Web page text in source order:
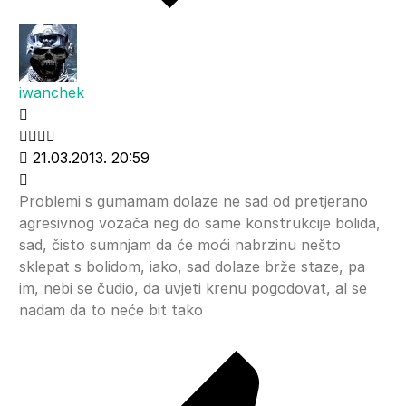
iwanchek
21.03.2013. 20:59
Problemi s gumamam dolaze ne sad od pretjerano
agresivnog vozača neg do same konstrukcije bolida,
sad, čisto sumnjam da će moći nabrzinu nešto
sklepat s bolidom, iako, sad dolaze brže staze, pa
im, nebi se čudio, da uvjeti krenu pogodovat, al se
nadam da to neće bit tako